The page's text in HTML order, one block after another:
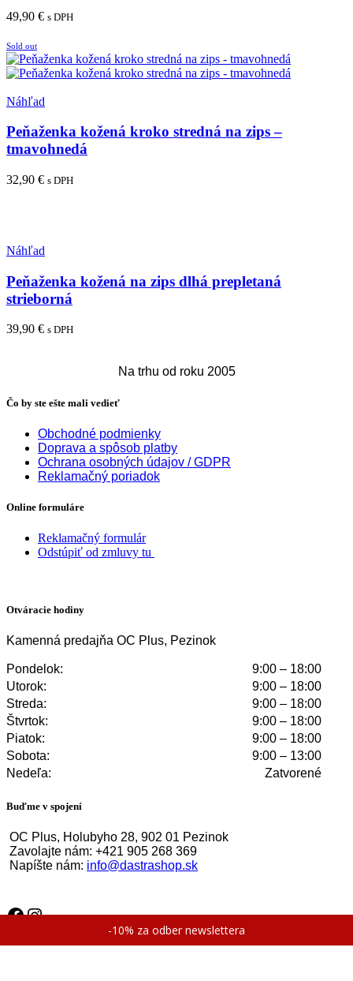
49,90 € s DPH
Sold out
Náhľad
Peňaženka kožená kroko stredná na zips –
tmavohnedá
32,90 € s DPH
Náhľad
Peňaženka kožená na zips dlhá prepletaná
strieborná
39,90 € s DPH
Na trhu od roku 2005
Čo by ste ešte mali vedieť
Obchodné podmienky
Doprava a spôsob platby
Ochrana osobných údajov / GDPR
Reklamačný poriadok
Online formuláre
Reklamačný formulár
Odstúpiť od zmluvy tu
Otváracie hodiny
Kamenná predajňa OC Plus, Pezinok
Pondelok:
9:00 – 18:00
Utorok:
9:00 – 18:00
Streda:
9:00 – 18:00
Štvrtok:
9:00 – 18:00
Piatok:
9:00 – 18:00
Sobota:
9:00 – 13:00
Nedeľa:
Zatvorené
Buďme v spojení
OC Plus, Holubyho 28, 902 01 Pezinok
Zavolajte nám: +421 905 268 369
Napíšte nám: info@dastrashop.sk
Facebook
Instagram
-10% za odber newslettera